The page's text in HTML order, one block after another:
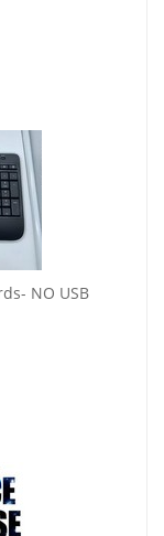
NO USB